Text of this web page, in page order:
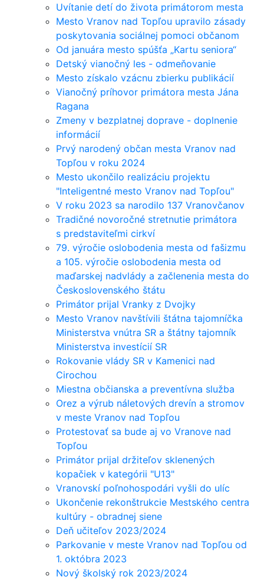
Uvítanie detí do života primátorom mesta
Mesto Vranov nad Topľou upravilo zásady
poskytovania sociálnej pomoci občanom
Od januára mesto spúšťa „Kartu seniora“
Detský vianočný les - odmeňovanie
Mesto získalo vzácnu zbierku publikácií
Vianočný príhovor primátora mesta Jána
Ragana
Zmeny v bezplatnej doprave - doplnenie
informácií
Prvý narodený občan mesta Vranov nad
Topľou v roku 2024
Mesto ukončilo realizáciu projektu
"Inteligentné mesto Vranov nad Topľou"
V roku 2023 sa narodilo 137 Vranovčanov
Tradičné novoročné stretnutie primátora
s predstaviteľmi cirkví
79. výročie oslobodenia mesta od fašizmu
a 105. výročie oslobodenia mesta od
maďarskej nadvlády a začlenenia mesta do
Československého štátu
Primátor prijal Vranky z Dvojky
Mesto Vranov navštívili štátna tajomníčka
Ministerstva vnútra SR a štátny tajomník
Ministerstva investícií SR
Rokovanie vlády SR v Kamenici nad
Cirochou
Miestna občianska a preventívna služba
Orez a výrub náletových drevín a stromov
v meste Vranov nad Topľou
Protestovať sa bude aj vo Vranove nad
Topľou
Primátor prijal držiteľov sklenených
kopačiek v kategórii "U13"
Vranovskí poľnohospodári vyšli do ulíc
Ukončenie rekonštrukcie Mestského centra
kultúry - obradnej siene
Deň učiteľov 2023/2024
Parkovanie v meste Vranov nad Topľou od
1. októbra 2023
Nový školský rok 2023/2024